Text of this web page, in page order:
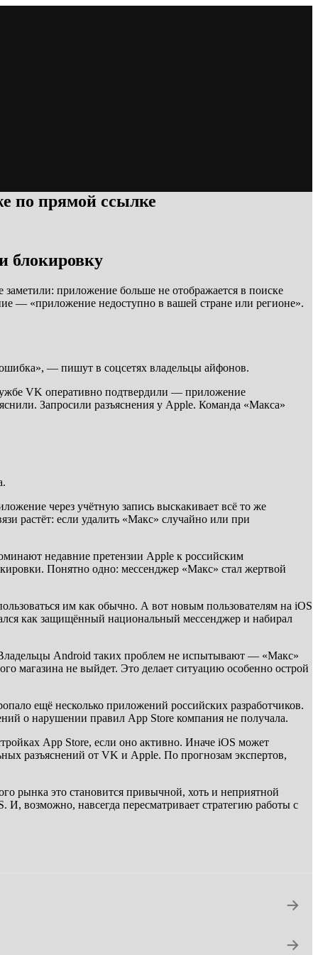
по прямой ссылке
блокировку
заметили: приложение больше не отображается в поиске
— «приложение недоступно в вашей стране или регионе».
— пишут в соцсетях владельцы айфонов.
VK оперативно подтвердили — приложение
Запросили разъяснения у Apple. Команда «Макса»
через учётную запись выскакивает всё то же
растёт: если удалить «Макс» случайно или при
недавние претензии Apple к российским
Понятно одно: мессенджер «Макс» стал жертвой
им как обычно. А вот новым пользователям на iOS
как защищённый национальный мессенджер и набирал
Владельцы Android таких проблем не испытывают — «Макс»
магазина не выйдет. Это делает ситуацию особенно острой
ещё несколько приложений российских разработчиков.
о нарушении правил App Store компания не получала.
App Store, если оно активно. Иначе iOS может
разъяснений от VK и Apple. По прогнозам экспертов,
рынка это становится привычной, хоть и неприятной
возможно, навсегда пересматривает стратегию работы с
→
→